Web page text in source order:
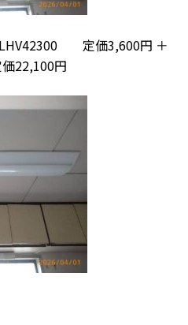
LHV42300 定価3,600円 ＋
22,100円